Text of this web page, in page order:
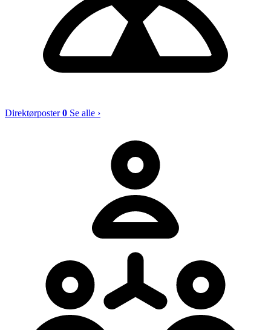
Direktørposter0 Se alle ›